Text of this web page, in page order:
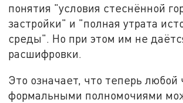
понятия "условия стеснённой
застройки" и "полная утрата
среды". Но при этом им не
расшифровки.
Это означает, что теперь любой
формальными полномочиями